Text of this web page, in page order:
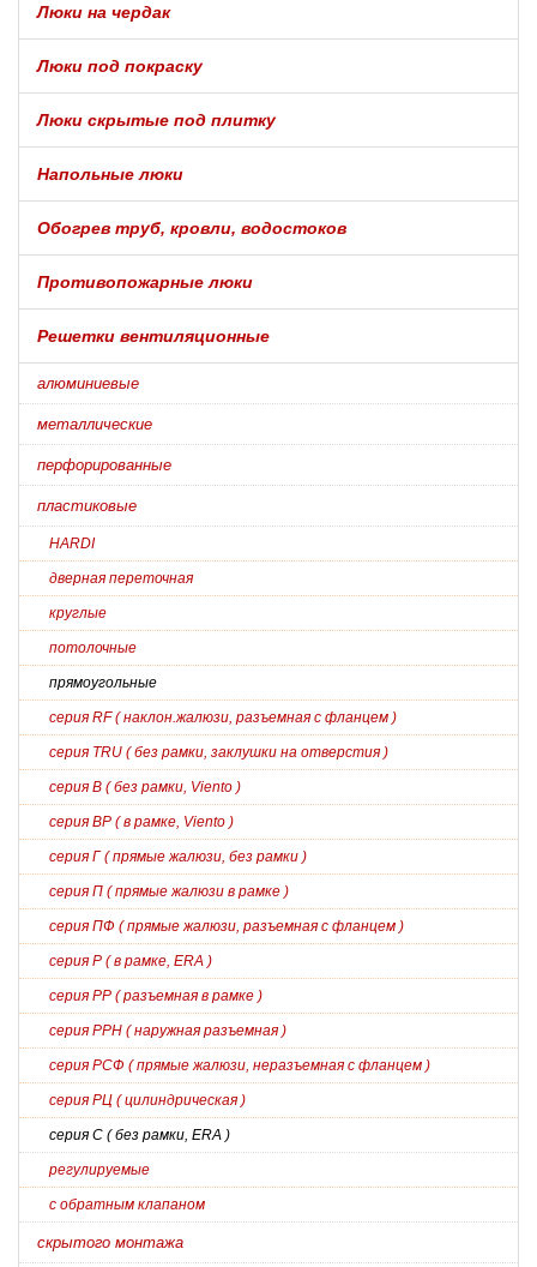
Люки на чердак
Люки под покраску
Люки скрытые под плитку
Напольные люки
Обогрев труб, кровли, водостоков
Противопожарные люки
Решетки вентиляционные
алюминиевые
металлические
перфорированные
пластиковые
HARDI
дверная переточная
круглые
потолочные
прямоугольные
серия RF ( наклон.жалюзи, разъемная с фланцем )
серия TRU ( без рамки, заклушки на отверстия )
серия В ( без рамки, Viento )
серия ВР ( в рамке, Viento )
серия Г ( прямые жалюзи, без рамки )
серия П ( прямые жалюзи в рамке )
серия ПФ ( прямые жалюзи, разъемная с фланцем )
серия Р ( в рамке, ERA )
серия РР ( разъемная в рамке )
серия РРН ( наружная разъемная )
серия РСФ ( прямые жалюзи, неразъемная с фланцем )
серия РЦ ( цилиндрическая )
серия С ( без рамки, ERA )
регулируемые
с обратным клапаном
скрытого монтажа